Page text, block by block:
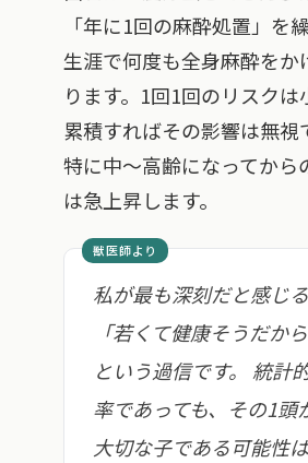
「年に1回の麻酔処置」を
生涯で何度も全身麻酔をか
ります。1回1回のリスクは
累積すればその影響は無視
特に中〜高齢になってから
は急上昇します。
私が最も深刻だと感じる
「若くて健康そうだか
という過信です。 統計
率であっても、その1頭
大切な子である可能性